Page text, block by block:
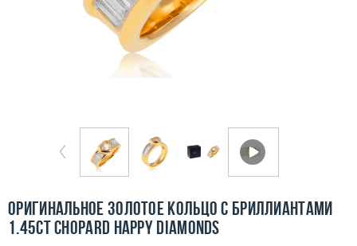
Бесплатная доставка
Покупка и оплата
Контакты
Заказать звонок
Оригинальное золотое кольцо с бриллиантами
1.45ct Chopard Happy Diamonds